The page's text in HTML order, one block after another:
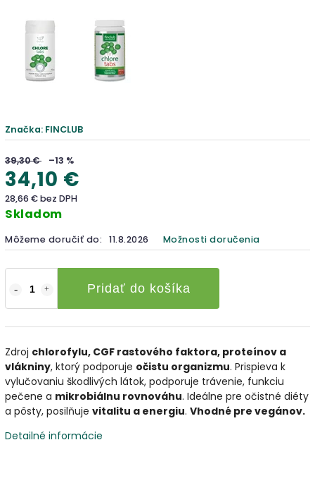
Značka: FINCLUB
39,30 € –13 %
34,10 €
28,66 € bez DPH
Skladom
Môžeme doručiť do: 11.8.2026 Možnosti doručenia
Pridať do košíka
Zdroj chlorofylu, CGF rastového faktora, proteínov a
vlákniny, ktorý podporuje očistu organizmu. Prispieva k
vylučovaniu škodlivých látok, podporuje trávenie, funkciu
pečene a mikrobiálnu rovnováhu. Ideálne pre očistné diéty
a pôsty, posilňuje vitalitu a energiu. Vhodné pre vegánov.
Detailné informácie